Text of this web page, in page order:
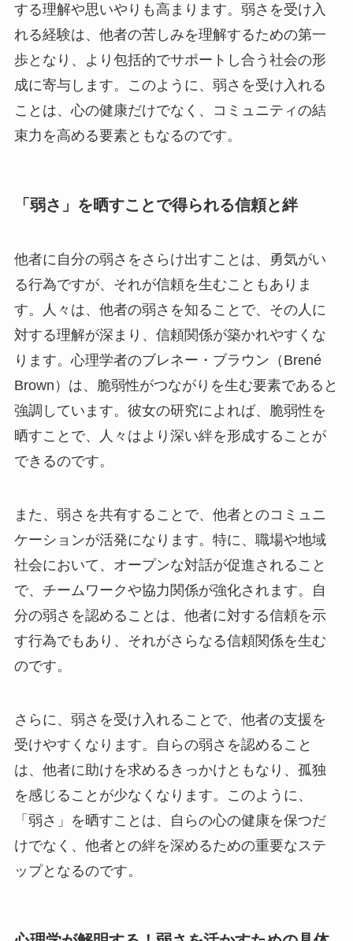
する理解や思いやりも高まります。弱さを受け入
れる経験は、他者の苦しみを理解するための第一
歩となり、より包括的でサポートし合う社会の形
成に寄与します。このように、弱さを受け入れる
ことは、心の健康だけでなく、コミュニティの結
束力を高める要素ともなるのです。
「弱さ」を晒すことで得られる信頼と絆
他者に自分の弱さをさらけ出すことは、勇気がい
る行為ですが、それが信頼を生むこともありま
す。人々は、他者の弱さを知ることで、その人に
対する理解が深まり、信頼関係が築かれやすくな
ります。心理学者のブレネー・ブラウン（Brené
Brown）は、脆弱性がつながりを生む要素であると
強調しています。彼女の研究によれば、脆弱性を
晒すことで、人々はより深い絆を形成することが
できるのです。
また、弱さを共有することで、他者とのコミュニ
ケーションが活発になります。特に、職場や地域
社会において、オープンな対話が促進されること
で、チームワークや協力関係が強化されます。自
分の弱さを認めることは、他者に対する信頼を示
す行為でもあり、それがさらなる信頼関係を生む
のです。
さらに、弱さを受け入れることで、他者の支援を
受けやすくなります。自らの弱さを認めること
は、他者に助けを求めるきっかけともなり、孤独
を感じることが少なくなります。このように、
「弱さ」を晒すことは、自らの心の健康を保つだ
けでなく、他者との絆を深めるための重要なステ
ップとなるのです。